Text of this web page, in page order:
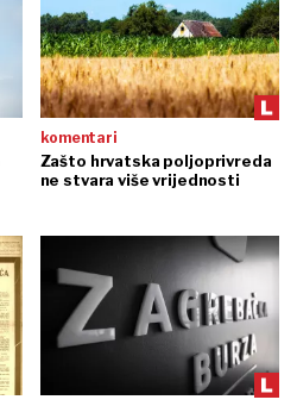
komentari
Zašto hrvatska poljoprivreda
ne stvara više vrijednosti